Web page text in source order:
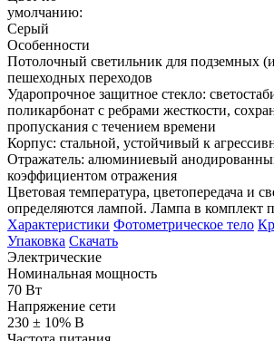
умолчанию:
Серый
Особенности
Потолочный светильник для подземных
пешеходных переходов
Ударопрочное защитное стекло:
поликарбонат с ребрами жесткости,
пропускания с течением времени
Корпус: стальной, устойчивый к
Отражатель: алюминиевый
коэффициентом отражения
Цветовая температура, цветопередача и
определяются лампой. Лампа в комплект
Характеристики Фотометрическое тело
Упаковка Скачать
Электрические
Номинальная мощность
70 Вт
Напряжение сети
230 ± 10% В